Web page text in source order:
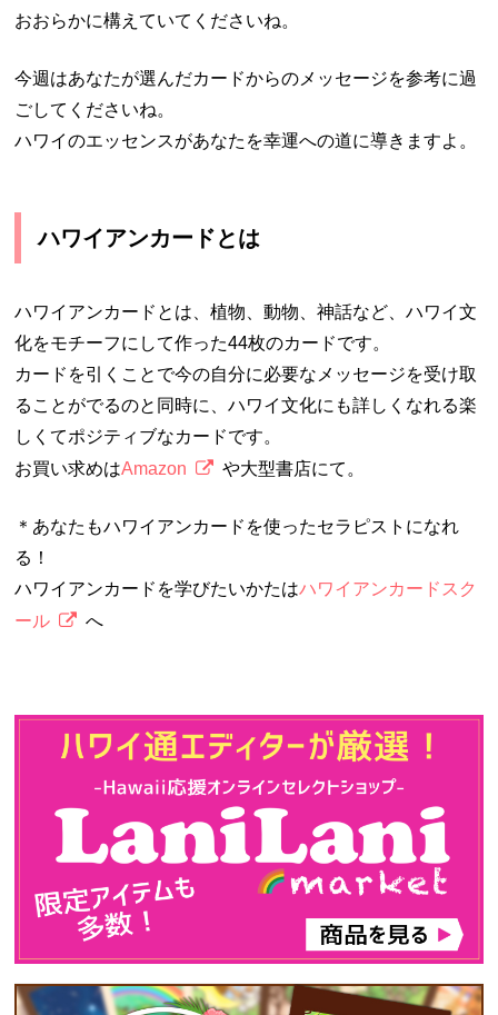
おおらかに構えていてくださいね。
今週はあなたが選んだカードからのメッセージを参考に過
ごしてくださいね。
ハワイのエッセンスがあなたを幸運への道に導きますよ。
ハワイアンカードとは
ハワイアンカードとは、植物、動物、神話など、ハワイ文
化をモチーフにして作った44枚のカードです。
カードを引くことで今の自分に必要なメッセージを受け取
ることがでるのと同時に、ハワイ文化にも詳しくなれる楽
しくてポジティブなカードです。
お買い求めはAmazon や大型書店にて。
＊あなたもハワイアンカードを使ったセラピストになれ
る！
ハワイアンカードを学びたいかたはハワイアンカードスク
ール
へ